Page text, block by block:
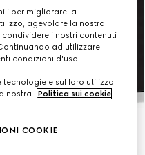
per migliorare la
agevolare la nostra
i nostri contenuti
ad utilizzare
condizioni d'uso.
tecnologie e sul loro utilizzo
nostra
Politica sui cookie.
COOKIE